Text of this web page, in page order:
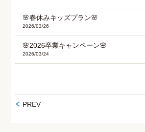
🌸春休みキッズプラン🌸
2026/03/26
🌸2026卒業キャンペーン🌸
2026/03/24
PREV